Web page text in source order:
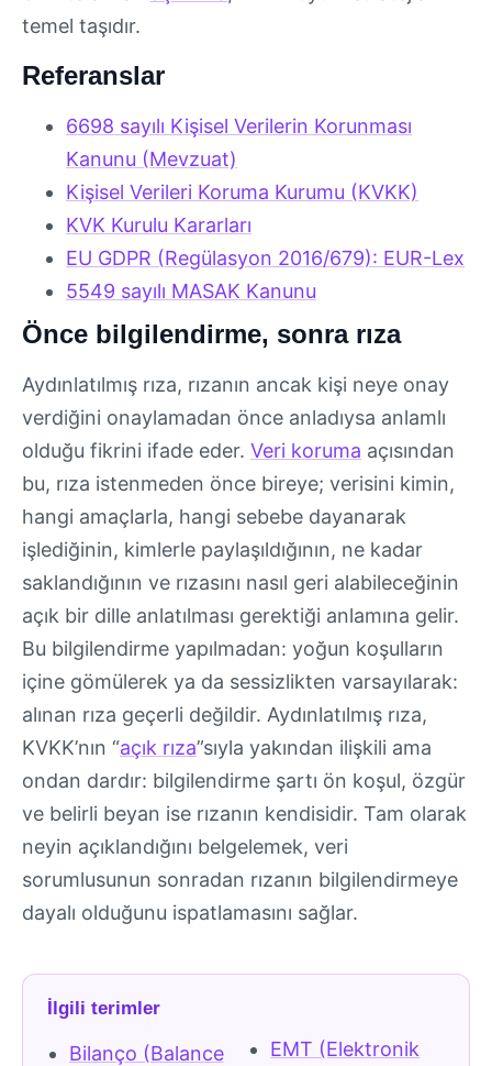
temel taşıdır.
Referanslar
6698 sayılı Kişisel Verilerin Korunması
Kanunu (Mevzuat)
Kişisel Verileri Koruma Kurumu (KVKK)
KVK Kurulu Kararları
EU GDPR (Regülasyon 2016/679): EUR-Lex
5549 sayılı MASAK Kanunu
Önce bilgilendirme, sonra rıza
Aydınlatılmış rıza, rızanın ancak kişi neye onay
verdiğini onaylamadan önce anladıysa anlamlı
olduğu fikrini ifade eder. Veri koruma açısından
bu, rıza istenmeden önce bireye; verisini kimin,
hangi amaçlarla, hangi sebebe dayanarak
işlediğinin, kimlerle paylaşıldığının, ne kadar
saklandığının ve rızasını nasıl geri alabileceğinin
açık bir dille anlatılması gerektiği anlamına gelir.
Bu bilgilendirme yapılmadan: yoğun koşulların
içine gömülerek ya da sessizlikten varsayılarak:
alınan rıza geçerli değildir. Aydınlatılmış rıza,
KVKK’nın “açık rıza”sıyla yakından ilişkili ama
ondan dardır: bilgilendirme şartı ön koşul, özgür
ve belirli beyan ise rızanın kendisidir. Tam olarak
neyin açıklandığını belgelemek, veri
sorumlusunun sonradan rızanın bilgilendirmeye
dayalı olduğunu ispatlamasını sağlar.
İlgili terimler
Bilanço (Balance
EMT (Elektronik